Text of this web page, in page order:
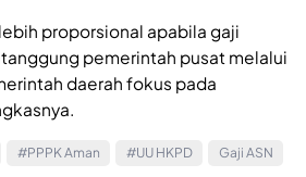
proporsional apabila gaji
pemerintah pusat melalui
daerah fokus pada
#PPPK Aman #UU HKPD Gaji ASN